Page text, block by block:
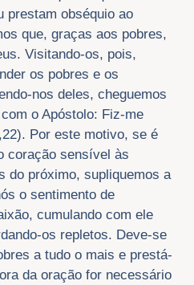
prestam obséquio ao
que, graças aos pobres,
Visitando-os, pois,
os pobres e os
nos deles, cheguemos
o Apóstolo: Fiz-me
Por este motivo, se é
coração sensível às
do próximo, supliquemos a
o sentimento de
cumulando com ele
os repletos. Deve-se
a tudo o mais e prestá-
da oração for necessário